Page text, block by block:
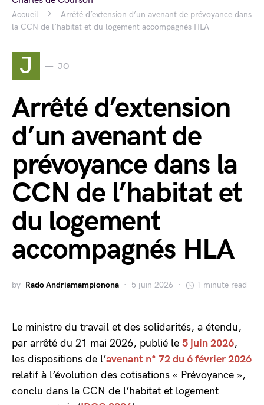
Accueil
Arrêté d’extension d’un avenant de prévoyance dans
la CCN de l’habitat et du logement accompagnés HLA
J JO
Arrêté d’extension
d’un avenant de
prévoyance dans la
CCN de l’habitat et
du logement
accompagnés HLA
by Rado Andriamampionona 5 juin 2026 1 minute read
Le ministre du travail et des solidarités, a étendu,
par arrêté du 21 mai 2026, publié le 5 juin 2026,
les dispositions de l’avenant n° 72 du 6 février 2026
relatif à l’évolution des cotisations « Prévoyance »,
conclu dans la CCN de l’habitat et logement